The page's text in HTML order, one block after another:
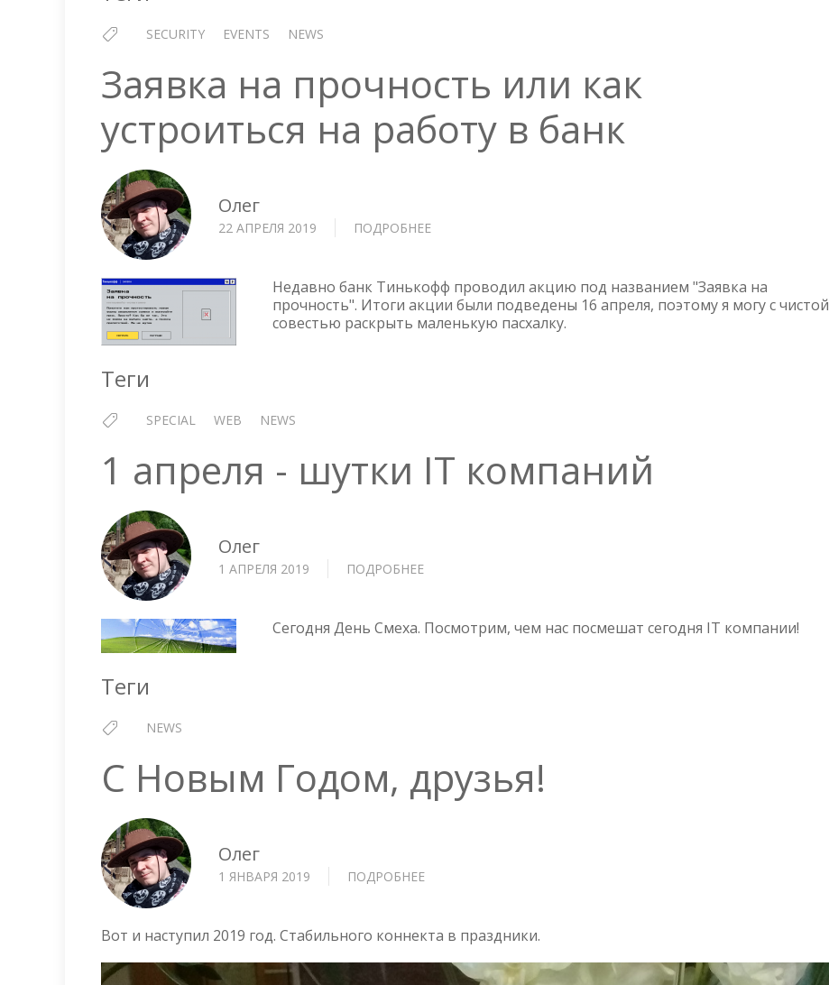
SECURITY EVENTS NEWS
Заявка на прочность или как
устроиться на работу в банк
Олег
22 АПРЕЛЯ 2019 ПОДРОБНЕЕ
ПРОЧНОСТЬ
ИЛИ
КАК
Недавно банк Тинькофф проводил акцию под названием "Заявка на
прочность". Итоги акции были подведены 16 апреля, поэтому я могу с чистой
совестью раскрыть маленькую пасхалку.
Теги
SPECIAL WEB NEWS
1 апреля - шутки IT компаний
Олег
1 АПРЕЛЯ 2019 ПОДРОБНЕЕ
-
Сегодня День Смеха. Посмотрим, чем нас посмешат сегодня IT компании!
Теги
NEWS
С Новым Годом, друзья!
Олег
1 ЯНВАРЯ 2019 ПОДРОБНЕЕ
ГОДОМ,
Вот и наступил 2019 год. Стабильного коннекта в праздники.